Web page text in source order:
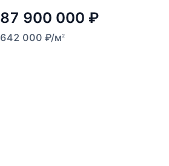
87 900 000 ₽
642 000 ₽/м2